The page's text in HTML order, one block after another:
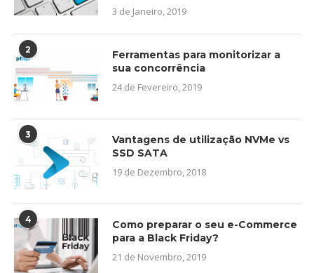
3 de Janeiro, 2019
2
Ferramentas para monitorizar a
sua concorrência
24 de Fevereiro, 2019
3
Vantagens de utilização NVMe vs
SSD SATA
19 de Dezembro, 2018
4
Como preparar o seu e-Commerce
para a Black Friday?
21 de Novembro, 2019